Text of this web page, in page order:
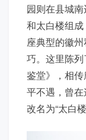
园则在县城
和太白楼组
座典型的徽
巧。这里陈
鉴堂》，相
平不遇，曾
改名为“太白楼